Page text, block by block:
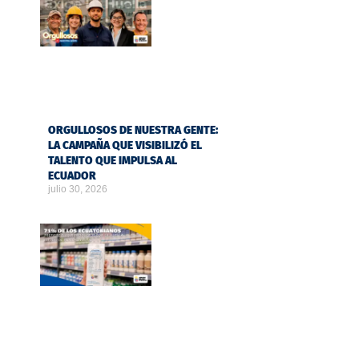
ORGULLOSOS DE NUESTRA GENTE:
LA CAMPAÑA QUE VISIBILIZÓ EL
TALENTO QUE IMPULSA AL
ECUADOR
julio 30, 2026